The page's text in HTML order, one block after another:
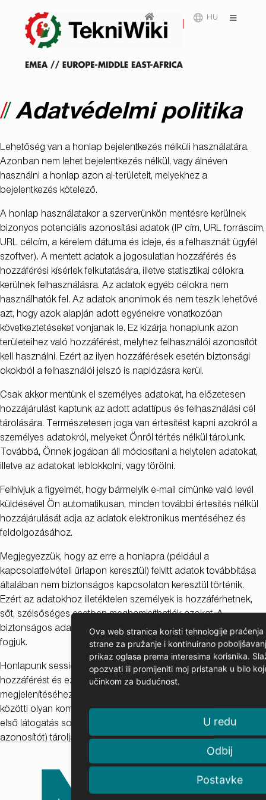
HU
Adatvédelmi politika
Lehetőség van a honlap bejelentkezés nélküli használatára.
Azonban nem lehet bejelentkezés nélkül, vagy álnéven
használni a honlap azon al-területeit, melyekhez a
bejelentkezés kötelező.
A honlap használatakor a szerverünkön mentésre kerülnek
bizonyos potenciális azonosítási adatok (IP cím, URL forráscím,
URL célcím, a kérelem dátuma és ideje, és a felhasznált ügyfél
szoftver). A mentett adatok a jogosulatlan hozzáférés és
hozzáférési kísérlek felkutatására, illetve statisztikai célokra
kerülnek felhasználásra. Az adatok egyéb célokra nem
használhatók fel. Az adatok anonimok és nem teszik lehetővé
azt, hogy azok alapján adott egyénekre vonatkozóan
következtetéseket vonjanak le. Ez kizárja honaplunk azon
területeihez való hozzáférést, melyhez felhasználói azonosítót
kell használni. Ezért az ilyen hozzáférések esetén biztonsági
okokból a felhasználói jelszó is naplózásra kerül.
Csak akkor mentünk el személyes adatokat, ha előzetesen
hozzájárulást kaptunk az adott adattípus és felhasználási cél
tárolására. Természetesen joga van értesítést kapni azokról a
személyes adatokról, melyeket Önről térítés nélkül tárolunk.
Továbbá, Önnek jogában áll módosítani a helytelen adatokat,
illetve az adatokat leblokkolni, vagy törölni.
Felhívjuk a figyelmét, hogy bármelyik e-mail címünke való levél
küldésével Ön automatikusan, minden további értesítés nélkül
hozzájárulását adja az adatok elektronikus mentéséhez és
feldolgozásához.
Megjegyezzük, hogy az erre a honlapra (például a
kapcsolatfelvételi űrlapon keresztül) felvitt adatok továbbítása
általában nem biztonságos kapcsolaton keresztül történik.
Ezért az adatokhoz illetéktelen személyek is hozzáférhetnek,
sőt, szélsőséges esetben meghamisíthatják azokat. A
biztonságos adatátviteli lehetőségekről mi kifejezetten értesíteni
fogjuk.
Honlapunk session ID-k segítségével kezeli az adatbázis-
hozzáférést és ezeket használja a lekért oldalak helyes
megjelenítéséhez is. A cookie (süti) a böngésző és a szerver
közötti olyan kommunikációs forma, mely a honlapunkon tett
első látogatás során keletkezett session ID-t (egyedi
azonosítót) tárolja. A cookie-k nem gyűjtenek személyes
adatokat. Minadoználtal Ön leblokkolhatja a cookie-k
használatát a böngészőben. Honlapunk használatakor
általában nem fog nagyobb különbséget tapasztalni, talán az
egyes oldalak letöltéséhez több időre lesz szüksége.
Ova web stranica koristi tehnologije
strane za pružanje i kontinuirano
prikaz oglasa prema interesima korisnika.
opozvati ili promijeniti moj pristanak u bilo
učinkom za budućnost.
U redu
Odbij
Postavke